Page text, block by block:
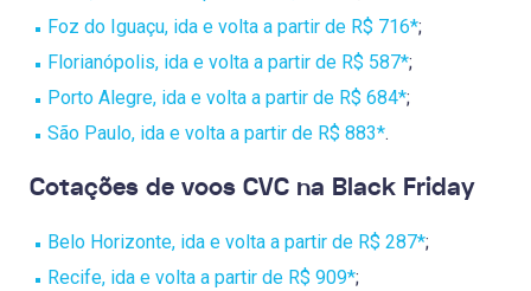
Foz do Iguaçu, ida e volta a partir de R$ 716*;
Florianópolis, ida e volta a partir de R$ 587*;
Porto Alegre, ida e volta a partir de R$ 684*;
São Paulo, ida e volta a partir de R$ 883*.
Cotações de voos CVC na Black Friday
Belo Horizonte, ida e volta a partir de R$ 287*;
Recife, ida e volta a partir de R$ 909*;